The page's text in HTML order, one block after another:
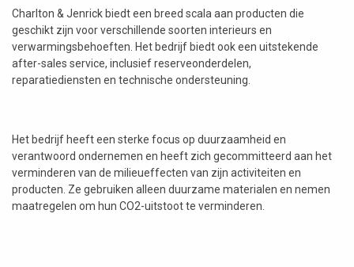
Charlton & Jenrick biedt een breed scala aan producten die
geschikt zijn voor verschillende soorten interieurs en
verwarmingsbehoeften. Het bedrijf biedt ook een uitstekende
after-sales service, inclusief reserveonderdelen,
reparatiediensten en technische ondersteuning.
Het bedrijf heeft een sterke focus op duurzaamheid en
verantwoord ondernemen en heeft zich gecommitteerd aan het
verminderen van de milieueffecten van zijn activiteiten en
producten. Ze gebruiken alleen duurzame materialen en nemen
maatregelen om hun CO2-uitstoot te verminderen.